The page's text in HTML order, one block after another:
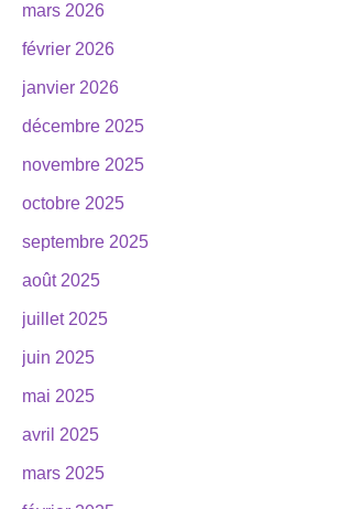
mars 2026
février 2026
janvier 2026
décembre 2025
novembre 2025
octobre 2025
septembre 2025
août 2025
juillet 2025
juin 2025
mai 2025
avril 2025
mars 2025